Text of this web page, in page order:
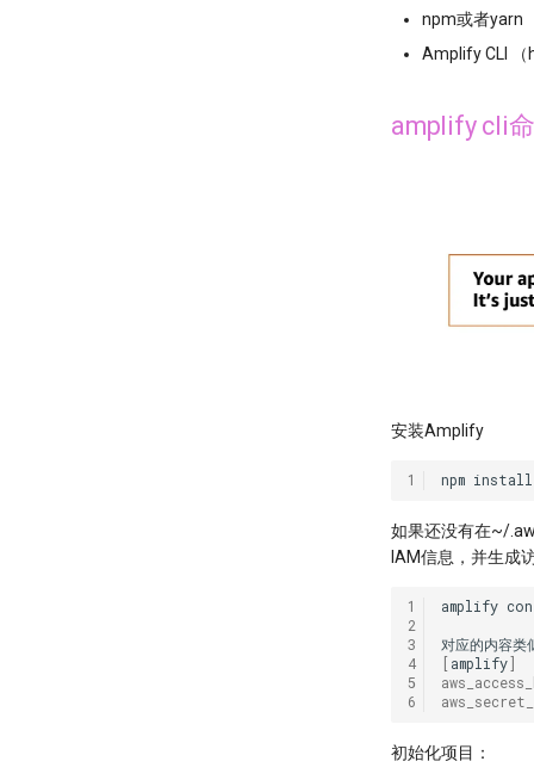
npm或者yarn
Amplify CLI
amplify cli
安装Amplify
1 npm install
如果还没有在~/
IAM信息，并生成
1
2
3
4
5
6
amplify
amplify
初始化项目：